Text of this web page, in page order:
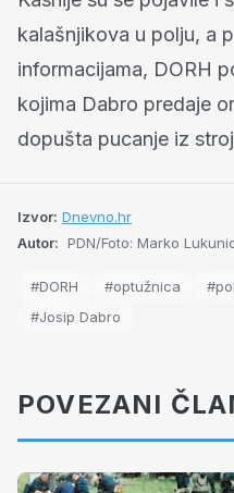
kalašnjikova u polju, a
informacijama, DORH
kojima Dabro predaje
dopušta pucanje iz
Izvor: Dnevno.hr
Autor: PDN/Foto: Marko
#DORH #optužnica
#Josip Dabro
POVEZANI